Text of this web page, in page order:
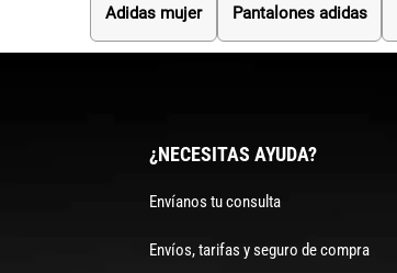
Adidas mujer Pantalones adidas
¿NECESITAS AYUDA?
Envíanos tu consulta
Envíos, tarifas y seguro de compra